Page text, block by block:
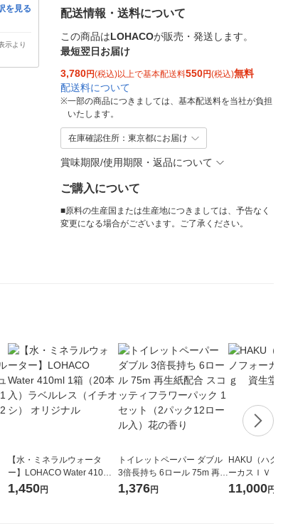
を見る
示より
配送情報・送料について
この商品はLOHACOが販売・発送します。
最短翌日お届け
3,780円(税込)以上で基本配送料550円(税込)無料
配送料について
※一部の商品につきましては、基本配送料を当社が負担
いたします。
在庫確認住所：東京都にお届け
賞味期限/使用期限・返品について
ご購入について
■原料の生産国または生産地につきましては、予告なく
変更になる場合がございます。ご了承ください。
【水・ミネラルウォータ
ー】LOHACO Water 410ml
1箱（20本入）ラベルレス
1,450円
トイレットペーパー ダブル
3倍長持ち 6ロール 75m 再生
紙配合 スコッティフラワー
1,376円
HAKU（ハク
ーカスＩＶ
堂 おまけ付き
11,000円